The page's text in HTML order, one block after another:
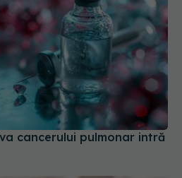
cancerului pulmonar intră